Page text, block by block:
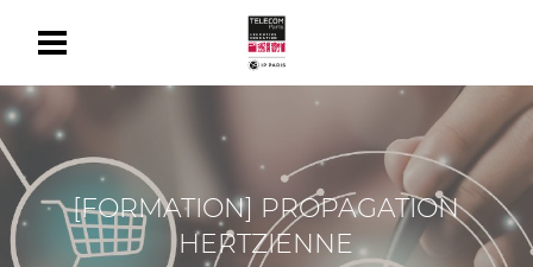
[FORMATION] PROPAGATION
HERTZIENNE